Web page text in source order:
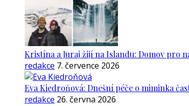
Kristína a Juraj žijí na Islandu: Domov pro
redakce 7. července 2026
Eva Kiedroňová: Dnešní péče o miminka
redakce 26. června 2026